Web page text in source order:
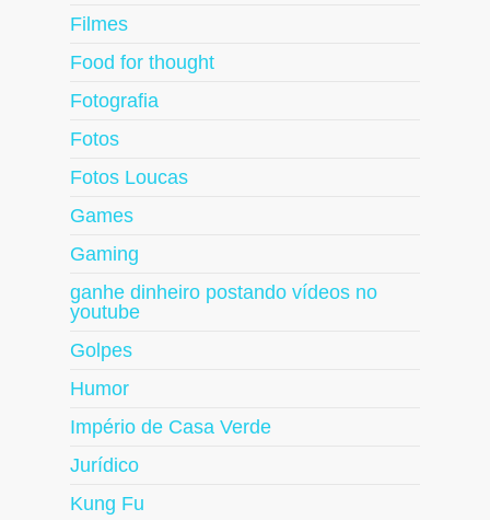
Filmes
Food for thought
Fotografia
Fotos
Fotos Loucas
Games
Gaming
ganhe dinheiro postando vídeos no
youtube
Golpes
Humor
Império de Casa Verde
Jurídico
Kung Fu